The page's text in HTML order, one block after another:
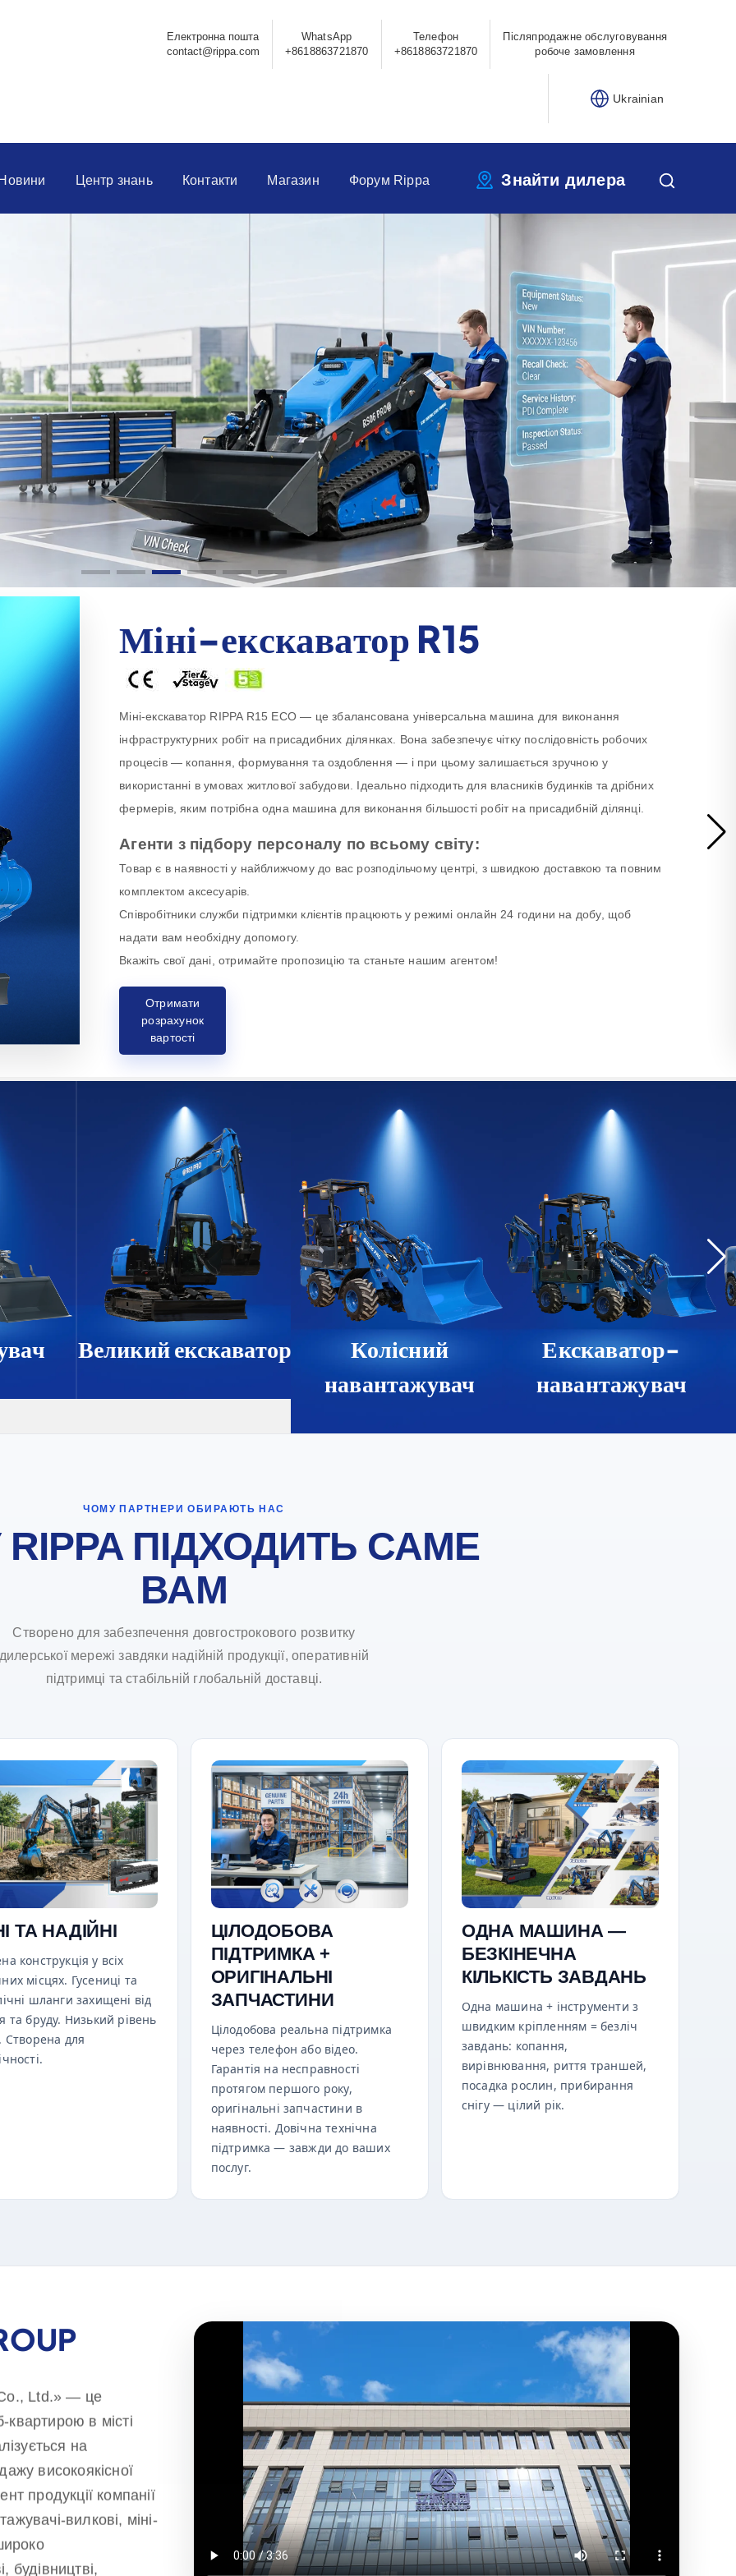
Електронна пошта
contact@rippa.com
WhatsApp
+8618863721870
Телефон
+8618863721870
Післяпродажне обслуговування
робоче замовлення
Ukrainian
Центр знань Контакти Магазин Форум Rippa Знайти дилера
Міні-екскаватор R15
Міні-екскаватор RIPPA R15 ECO — це збалансована універсальна машина для виконання
інфраструктурних робіт на присадибних ділянках. Вона забезпечує чітку послідовність робочих
процесів — копання, формування та оздоблення — і при цьому залишається зручною у
використанні в умовах житлової забудови. Ідеально підходить для власників будинків та дрібних
фермерів, яким потрібна одна машина для виконання більшості робіт на присадибній ділянці.
Агенти з підбору персоналу по всьому світу:
Товар є в наявності у найближчому до вас розподільчому центрі, з швидкою доставкою та повним
комплектом аксесуарів.
Співробітники служби підтримки клієнтів працюють у режимі онлайн 24 години на добу, щоб
надати вам необхідну допомогу.
Вкажіть свої дані, отримайте пропозицію та станьте нашим агентом!
Отримати
розрахунок
вартості
Великий екскаватор
Колісний
навантажувач
Екскаватор-
навантажувач
ЧОМУ ПАРТНЕРИ ОБИРАЮТЬ НАС
ПІДХОДИТЬ САМЕ
ВАМ
Створено для забезпечення довгострокового розвитку
мережі завдяки надійній продукції, оперативній
підтримці та стабільній глобальній доставці.
ТА НАДІЙНІ
конструкція у всіх
місцях. Гусениці та
шланги захищені від
та бруду. Низький рівень
Створена для
ЦІЛОДОБОВА
ПІДТРИМКА +
ОРИГІНАЛЬНІ
ЗАПЧАСТИНИ
Цілодобова реальна підтримка
через телефон або відео.
Гарантія на несправності
протягом першого року,
оригінальні запчастини в
наявності. Довічна технічна
підтримка — завжди до ваших
послуг.
ОДНА МАШИНА —
БЕЗКІНЕЧНА
КІЛЬКІСТЬ ЗАВДАНЬ
Одна машина + інструменти з
швидким кріпленням = безліч
завдань: копання,
вирівнювання, риття траншей,
посадка рослин, прибирання
снігу — цілий рік.
в місті
на
високоякісної
продукції компанії
вилкові, міні-